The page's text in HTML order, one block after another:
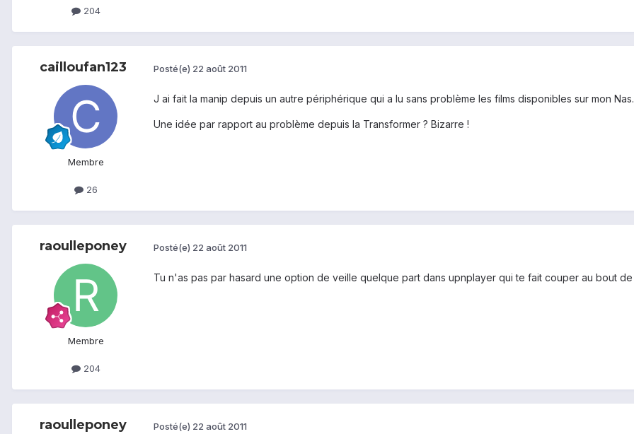
204
cailloufan123
Membre
26
Posté(e) 22 août 2011
J ai fait la manip depuis un autre périphérique qui a lu sans problème les films disponibles sur mon Nas.
Une idée par rapport au problème depuis la Transformer ? Bizarre !
raoulleponey
Membre
204
Posté(e) 22 août 2011
Tu n'as pas par hasard une option de veille quelque part dans upnplayer qui te fait couper au bout
raoulleponey Posté(e) 22 août 2011